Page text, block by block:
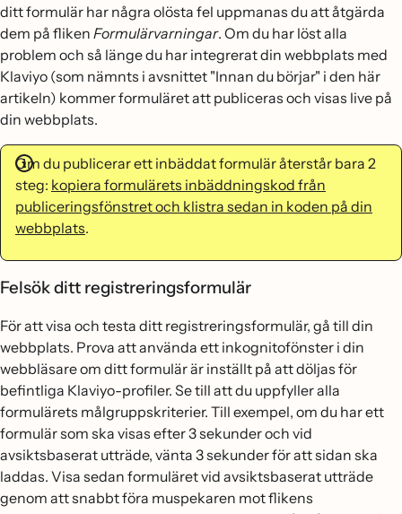
ditt formulär har några olösta fel uppmanas du att åtgärda
dem på fliken Formulärvarningar. Om du har löst alla
problem och så länge du har integrerat din webbplats med
Klaviyo (som nämnts i avsnittet "Innan du börjar" i den här
artikeln) kommer formuläret att publiceras och visas live på
din webbplats.
Om du publicerar ett inbäddat formulär återstår bara 2
steg: kopiera formulärets inbäddningskod från
publiceringsfönstret och klistra sedan in koden på din
webbplats.
Felsök ditt registreringsformulär
För att visa och testa ditt registreringsformulär, gå till din
webbplats. Prova att använda ett inkognitofönster i din
webbläsare om ditt formulär är inställt på att döljas för
befintliga Klaviyo-profiler. Se till att du uppfyller alla
formulärets målgruppskriterier. Till exempel, om du har ett
formulär som ska visas efter 3 sekunder och vid
avsiktsbaserat utträde, vänta 3 sekunder för att sidan ska
laddas. Visa sedan formuläret vid avsiktsbaserat utträde
genom att snabbt föra muspekaren mot flikens